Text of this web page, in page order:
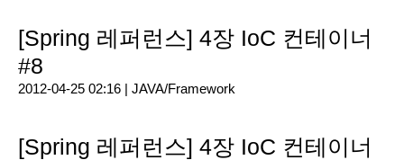
[Spring 레퍼런스] 4장 IoC 컨테이너
#8
2012-04-25 02:16 | JAVA/Framework
[Spring 레퍼런스] 4장 IoC 컨테이너